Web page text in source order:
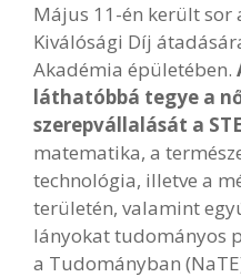
Május 11-én került sor
Kiválósági Díj
Akadémia épületében.
láthatóbbá tegye a
szerepvállalását a
matematika, a
technológia, illetve a
területén, valamint
lányokat tudományos
a Tudományban